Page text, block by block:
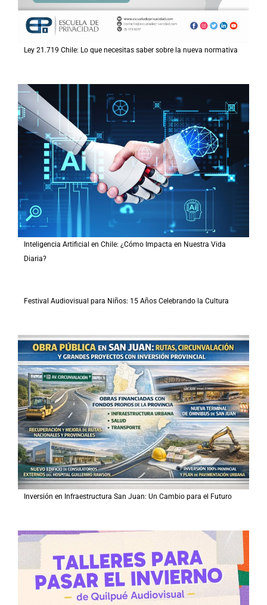
Ley 21.719 Chile: Lo que necesitas saber sobre la nueva normativa
Inteligencia Artificial en Chile: ¿Cómo Impacta en Nuestra Vida
Diaria?
Festival Audiovisual para Niños: 15 Años Celebrando la Cultura
Inversión en Infraestructura San Juan: Un Cambio para el Futuro